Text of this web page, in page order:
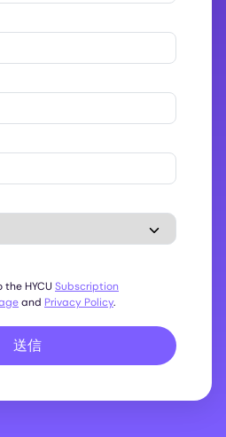
HYCU Subscription
and Privacy Policy.
送信